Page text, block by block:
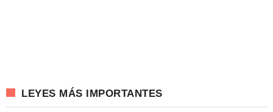
LEYES MÁS IMPORTANTES